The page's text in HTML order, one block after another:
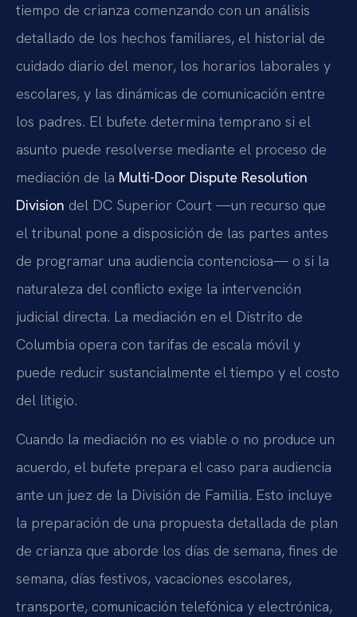
tiempo de crianza comenzando con un análisis
detallado de los hechos familiares, el historial de
cuidado diario del menor, los horarios laborales y
escolares, y las dinámicas de comunicación entre
los padres. El bufete determina temprano si el
asunto puede resolverse mediante el proceso de
mediación de la Multi-Door Dispute Resolution
Division del DC Superior Court —un recurso que
el tribunal pone a disposición de las partes antes
de programar una audiencia contenciosa— o si la
naturaleza del conflicto exige la intervención
judicial directa. La mediación en el Distrito de
Columbia opera con tarifas de escala móvil y
puede reducir sustancialmente el tiempo y el costo
del litigio.
Cuando la mediación no es viable o no produce un
acuerdo, el bufete prepara el caso para audiencia
ante un juez de la División de Familia. Esto incluye
la preparación de una propuesta detallada de plan
de crianza que aborde los días de semana, fines de
semana, días festivos, vacaciones escolares,
transporte, comunicación telefónica y electrónica,